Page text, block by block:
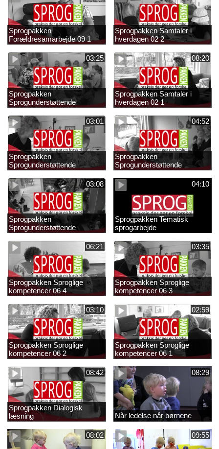
Sprogpakken
Forældresamarbejde 09 1
Sprogpakken Samtaler i
hverdagen 02 2
03:25
Sprogpakken
Sprogunderstøttende
strategier 01 4
08:20
Sprogpakken Samtaler i
hverdagen 02 1
03:01
Sprogpakken
Sprogunderstøttende
strategier 01 3
04:52
Sprogpakken
Sprogunderstøttende
strategier 01 2
03:08
Sprogpakken
Sprogunderstøttende
strategier 01 1
04:10
Sprogpakken Tematisk
sprogarbejde
06:21
Sprogpakken Sproglige
kompetencer 06 4
03:35
Sprogpakken Sproglige
kompetencer 06 3
03:10
Sprogpakken Sproglige
kompetencer 06 2
02:59
Sprogpakken Sproglige
kompetencer 06 1
08:42
Sprogpakken Dialogisk
læsning
08:29
Når ledelse når børnene
08:02 09:55